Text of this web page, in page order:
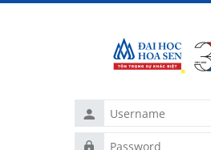
Username
Password